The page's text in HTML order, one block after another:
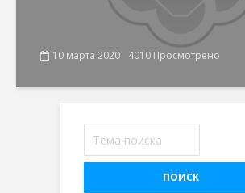
10 марта 2020 4010 Просмотрено
ПОИСК